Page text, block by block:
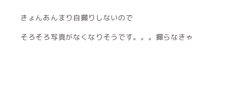
きょんあんまり自撮りしないので
そろそろ写真がなくなりそうです。。。撮らなきゃ